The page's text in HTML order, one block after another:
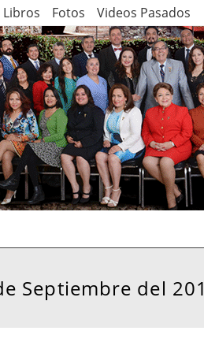
Libros Fotos Videos Pasados
Septiembre del